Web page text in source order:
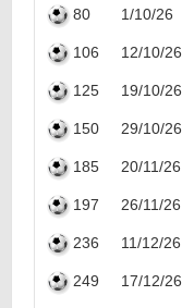
80 1/10/26
106 12/10/26
125 19/10/26
150 29/10/26
185 20/11/26
197 26/11/26
236 11/12/26
249 17/12/26